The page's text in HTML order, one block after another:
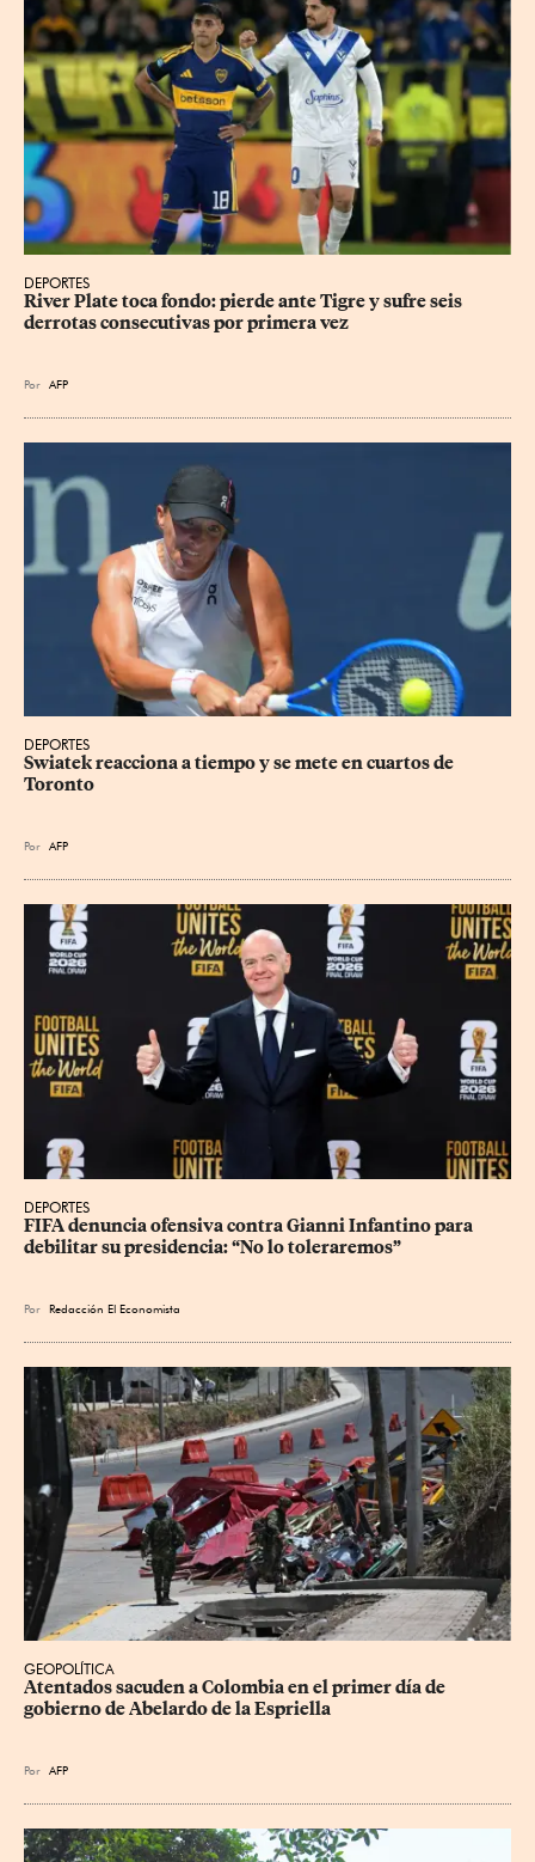
DEPORTES
River Plate toca fondo: pierde ante Tigre y sufre seis
derrotas consecutivas por primera vez
Por AFP
DEPORTES
Swiatek reacciona a tiempo y se mete en cuartos de
Toronto
Por AFP
DEPORTES
FIFA denuncia ofensiva contra Gianni Infantino para
debilitar su presidencia: “No lo toleraremos”
Por Redacción El Economista
GEOPOLÍTICA
Atentados sacuden a Colombia en el primer día de
gobierno de Abelardo de la Espriella
Por AFP